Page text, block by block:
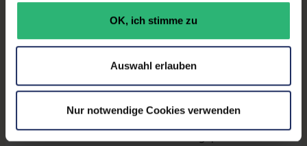
OK, ich stimme zu
Auswahl erlauben
Nur notwendige Cookies verwenden
Produktbeschreibung
Lieferumfang:Notebook, Netzteil
Installation:
macOS vorinstalliert inklusive
Wiederherstellungsmöglichkeit auf Auslieferzustand.